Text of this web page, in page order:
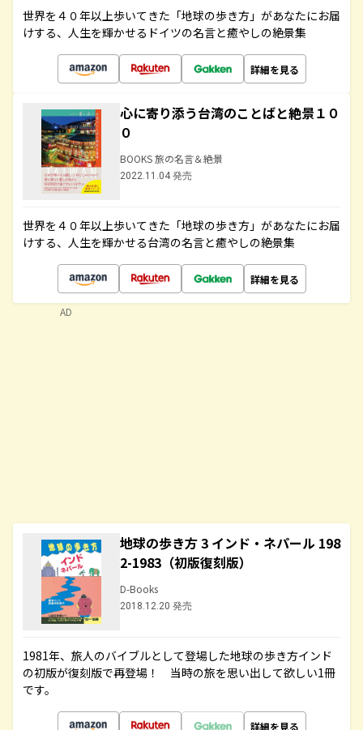
世界を４０年以上歩いてきた「地球の歩き方」があなたにお届
けする、人生を輝かせるドイツの名言と癒やしの絶景集
詳細を見る
心に寄り添う台湾のことばと絶景１０
０
BOOKS 旅の名言＆絶景
2022.11.04 発売
世界を４０年以上歩いてきた「地球の歩き方」があなたにお届
けする、人生を輝かせる台湾の名言と癒やしの絶景集
詳細を見る
地球の歩き方 3 インド・ネパール 198
2-1983（初版復刻版）
D-Books
2018.12.20 発売
1981年、旅人のバイブルとして登場した地球の歩き方インド
の初版が復刻版で再登場！ 当時の旅を思い出して欲しい1冊
です。
詳細を見る
AD